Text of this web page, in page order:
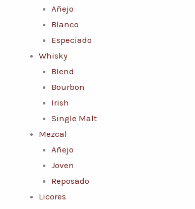
Añejo
Blanco
Especiado
Whisky
Blend
Bourbon
Irish
Single Malt
Mezcal
Añejo
Joven
Reposado
Licores